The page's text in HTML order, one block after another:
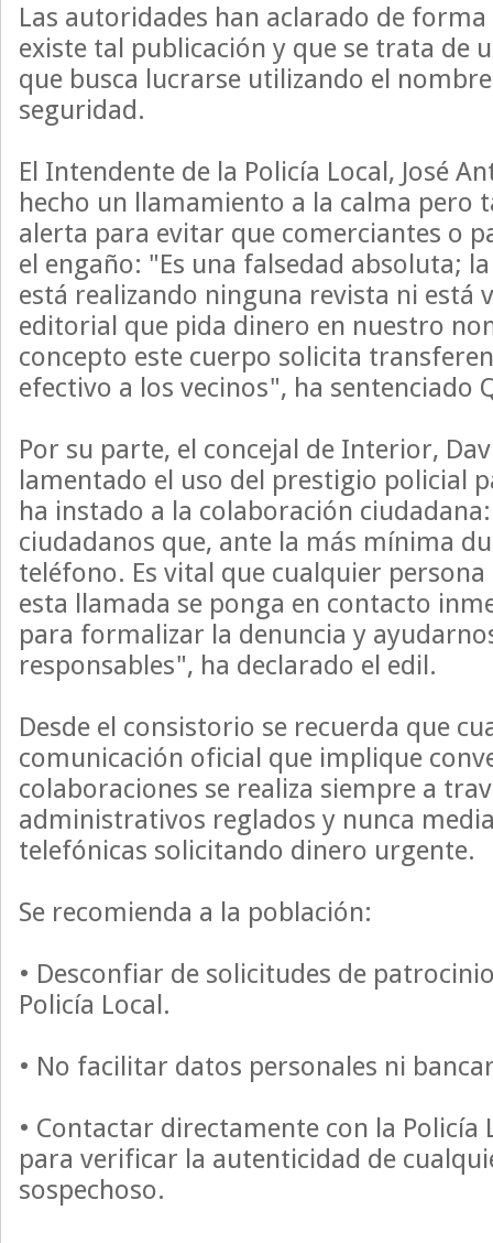
Las autoridades han aclarado de
existe tal publicación y que se trata de
que busca lucrarse utilizando el
seguridad.
El Intendente de la Policía Local, José
hecho un llamamiento a la calma pero
alerta para evitar que comerciantes o
el engaño: "Es una falsedad absoluta;
está realizando ninguna revista ni está
editorial que pida dinero en nuestro
concepto este cuerpo solicita
efectivo a los vecinos", ha sentenciado
Por su parte, el concejal de Interior,
lamentado el uso del prestigio policial
ha instado a la colaboración
ciudadanos que, ante la más mínima
teléfono. Es vital que cualquier
esta llamada se ponga en contacto
para formalizar la denuncia y
responsables", ha declarado el edil.
Desde el consistorio se recuerda que
comunicación oficial que implique
colaboraciones se realiza siempre a
administrativos reglados y nunca
telefónicas solicitando dinero urgente.
Se recomienda a la población:
• Desconfiar de solicitudes de
Policía Local.
• No facilitar datos personales ni
• Contactar directamente con la Policía
para verificar la autenticidad de
sospechoso.